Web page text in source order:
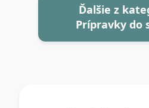
Ďalšie z
Prípravky do